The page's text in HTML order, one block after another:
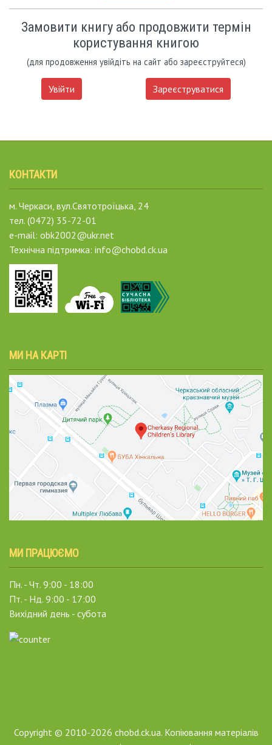
Замовити книгу або продовжити термін
користування книгою
(для продовження увійдіть на сайт або зареєструйтеся)
Увійти Зареєструватися
КОНТАКТИ
м. Черкаси, вул.Святотроїцька, 24
тел. (0472) 35-72-01
e-mail: obk2002@ukr.net
Технічна підтримка: info@chobd.ck.ua
МИ НА КАРТІ
МИ ПРАЦЮЄМО
Пн. - Чт. 9:00 - 18:00
Пт. - Нд. 9:00 - 17:00
Вихідний день - субота
Copyright © 2010-2026 chobd.ck.ua. Копіювання матеріалів